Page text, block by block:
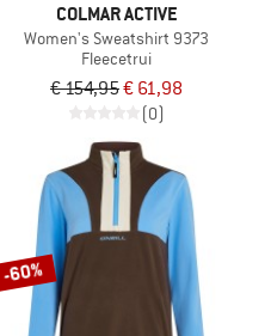
COLMAR ACTIVE
Women's Sweatshirt 9373
Fleecetrui
€ 154,95€ 61,98
(0)
-60%